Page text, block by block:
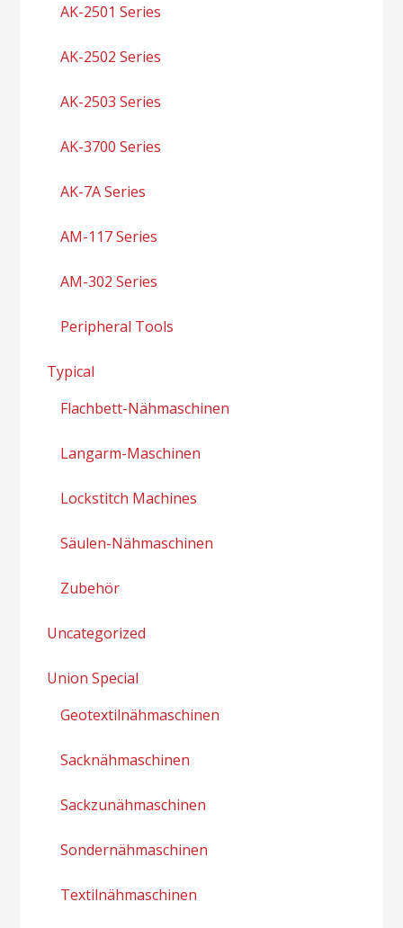
AK-2501 Series
AK-2502 Series
AK-2503 Series
AK-3700 Series
AK-7A Series
AM-117 Series
AM-302 Series
Peripheral Tools
Typical
Flachbett-Nähmaschinen
Langarm-Maschinen
Lockstitch Machines
Säulen-Nähmaschinen
Zubehör
Uncategorized
Union Special
Geotextilnähmaschinen
Sacknähmaschinen
Sackzunähmaschinen
Sondernähmaschinen
Textilnähmaschinen